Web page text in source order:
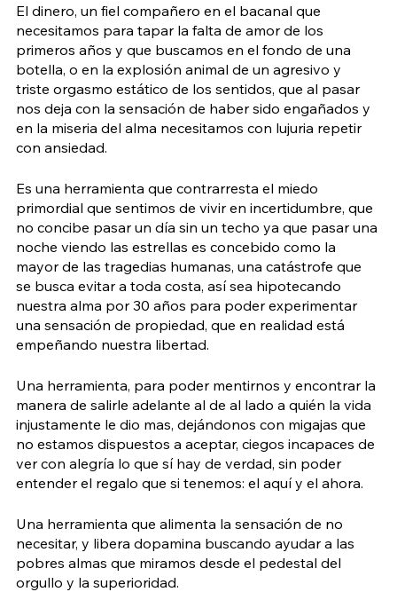
El dinero, un fiel compañero en el bacanal que
necesitamos para tapar la falta de amor de los
primeros años y que buscamos en el fondo de una
botella, o en la explosión animal de un agresivo y
triste orgasmo estático de los sentidos, que al pasar
nos deja con la sensación de haber sido engañados y
en la miseria del alma necesitamos con lujuria repetir
con ansiedad.
Es una herramienta que contrarresta el miedo
primordial que sentimos de vivir en incertidumbre, que
no concibe pasar un día sin un techo ya que pasar una
noche viendo las estrellas es concebido como la
mayor de las tragedias humanas, una catástrofe que
se busca evitar a toda costa, así sea hipotecando
nuestra alma por 30 años para poder experimentar
una sensación de propiedad, que en realidad está
empeñando nuestra libertad.
Una herramienta, para poder mentirnos y encontrar la
manera de salirle adelante al de al lado a quién la vida
injustamente le dio mas, dejándonos con migajas que
no estamos dispuestos a aceptar, ciegos incapaces de
ver con alegría lo que sí hay de verdad, sin poder
entender el regalo que si tenemos: el aquí y el ahora.
Una herramienta que alimenta la sensación de no
necesitar, y libera dopamina buscando ayudar a las
pobres almas que miramos desde el pedestal del
orgullo y la superioridad.